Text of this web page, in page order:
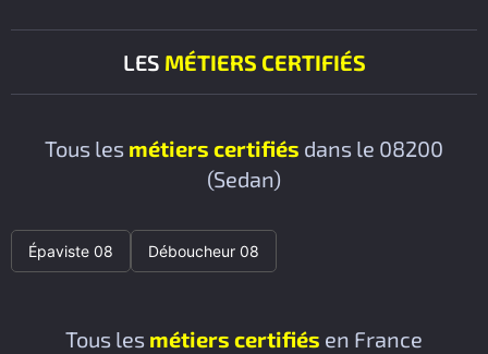
LES MÉTIERS CERTIFIÉS
Tous les métiers certifiés dans le 08200
(Sedan)
Épaviste 08 Déboucheur 08
Tous les métiers certifiés en France